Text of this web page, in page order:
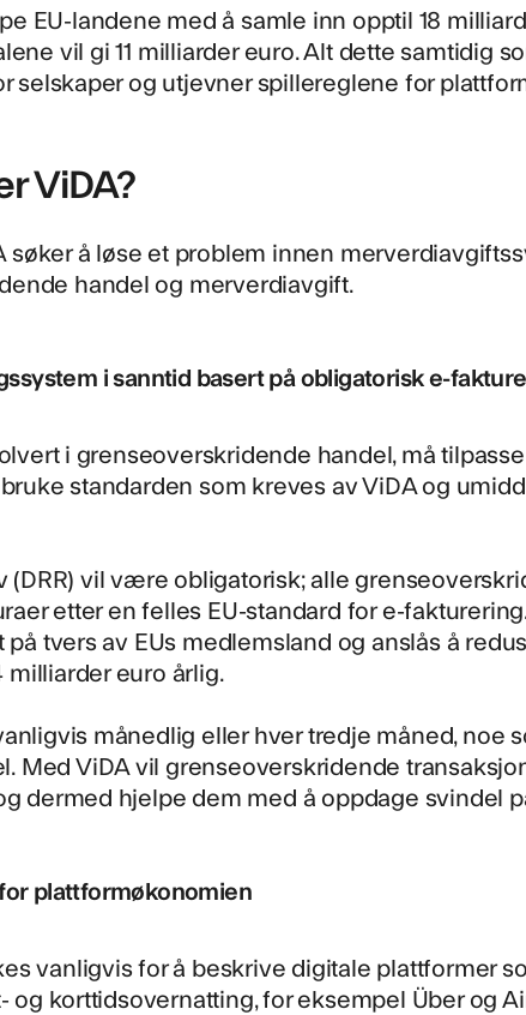
EU-landene med å samle inn opptil 18
vil gi 11 milliarder euro. Alt dette samtidig
selskaper og utjevner spillereglene for
ViDA?
søker å løse et problem innen
handel og merverdiavgift.
i sanntid basert på obligatorisk e-
i grenseoverskridende handel, må
standarden som kreves av ViDA og
vil være obligatorisk; alle
etter en felles EU-standard for e-
tvers av EUs medlemsland og anslås å
milliarder euro årlig.
månedlig eller hver tredje måned, noe
Med ViDA vil grenseoverskridende
dermed hjelpe dem med å oppdage svindel
plattformøkonomien
vanligvis for å beskrive digitale plattformer
og korttidsovernatting, for eksempel Über og